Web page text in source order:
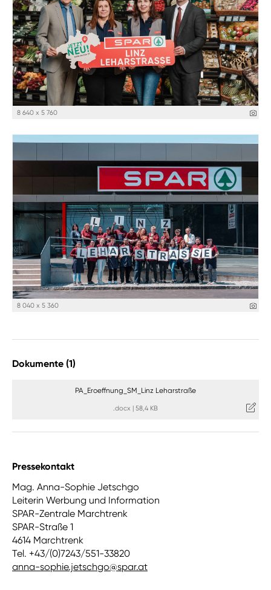
8 640 x 5 760
8 040 x 5 360
Dokumente (1)
PA_Eroeffnung_SM_Linz Leharstraße
.docx | 58,4 KB
Pressekontakt
Mag. Anna-Sophie Jetschgo
Leiterin Werbung und Information
SPAR-Zentrale Marchtrenk
SPAR-Straße 1
4614 Marchtrenk
Tel. +43/(0)7243/551-33820
anna-sophie.jetschgo@spar.at